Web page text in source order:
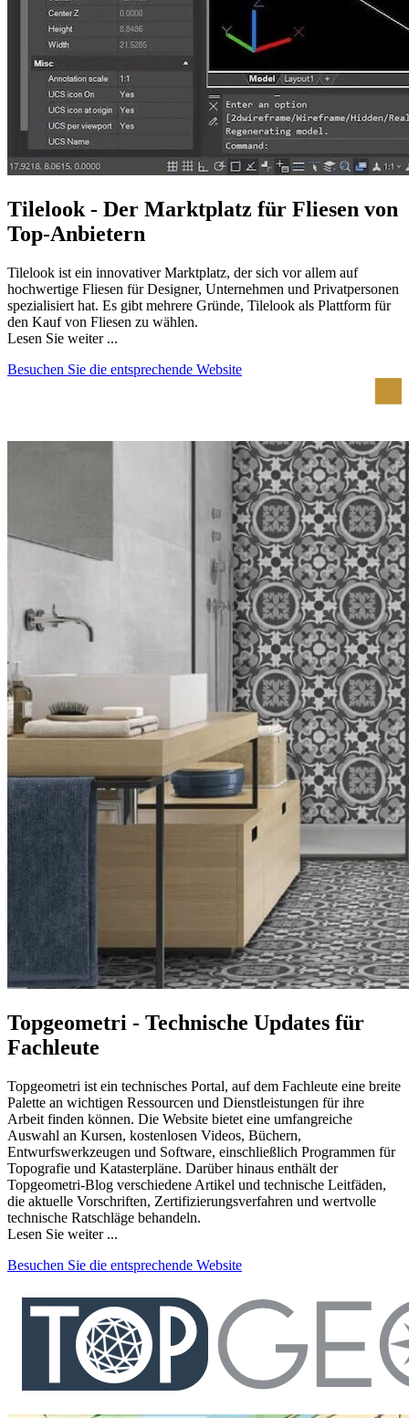
Tilelook - Der Marktplatz für Fliesen von
Top-Anbietern
Tilelook ist ein innovativer Marktplatz, der sich vor allem auf
hochwertige Fliesen für Designer, Unternehmen und Privatpersonen
spezialisiert hat. Es gibt mehrere Gründe, Tilelook als Plattform für
den Kauf von Fliesen zu wählen.
Lesen Sie weiter ...
Besuchen Sie die entsprechende Website
Topgeometri - Technische Updates für
Fachleute
Topgeometri ist ein technisches Portal, auf dem Fachleute eine breite
Palette an wichtigen Ressourcen und Dienstleistungen für ihre
Arbeit finden können. Die Website bietet eine umfangreiche
Auswahl an Kursen, kostenlosen Videos, Büchern,
Entwurfswerkzeugen und Software, einschließlich Programmen für
Topografie und Katasterpläne. Darüber hinaus enthält der
Topgeometri-Blog verschiedene Artikel und technische Leitfäden,
die aktuelle Vorschriften, Zertifizierungsverfahren und wertvolle
technische Ratschläge behandeln.
Lesen Sie weiter ...
Besuchen Sie die entsprechende Website